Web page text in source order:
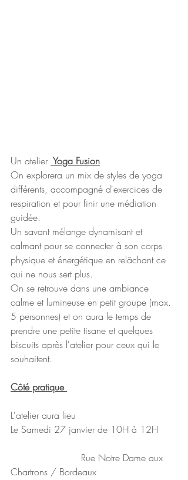
Un atelier Yoga Fusion
On explorera un mix de styles de yoga
différents, accompagné d'exercices de
respiration et pour finir une médiation
guidée.
Un savant mélange dynamisant et
calmant pour se connecter à son corps
physique et énergétique en relâchant ce
qui ne nous sert plus.
On se retrouve dans une ambiance
calme et lumineuse en petit groupe (max.
5 personnes) et on aura le temps de
prendre une petite tisane et quelques
biscuits après l'atelier pour ceux qui le
souhaitent.
Côté pratique
L'atelier aura lieu
Le Samedi 27 janvier de 10H à 12H
Chartrons / Bordeaux